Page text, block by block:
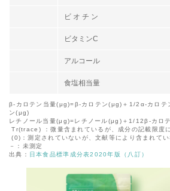
ビ オ チ ン
ビタミンC
アルコール
食塩相当量
β-カロテン当量(μg)=β-カロテン(μg)＋1/2α-カロテ
ン(μg)
レチノール当量(μg)=レチノール(μg)＋1/12β-カロ
Tr(trace) ：微量含まれているが、成分の記載限度
(0)：測定されていないが、文献等により含まれてい
－：未測定
出典： 日本食品標準成分表2020年版（八訂）